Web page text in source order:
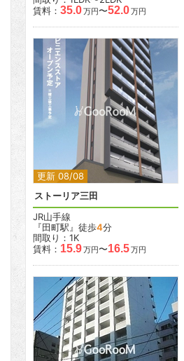
賃料： 35.0万円〜52.0万円
更新 08/08
ストーリア三田
JR山手線
『田町駅』徒歩4分
間取り：1K
賃料： 15.9万円〜16.5万円